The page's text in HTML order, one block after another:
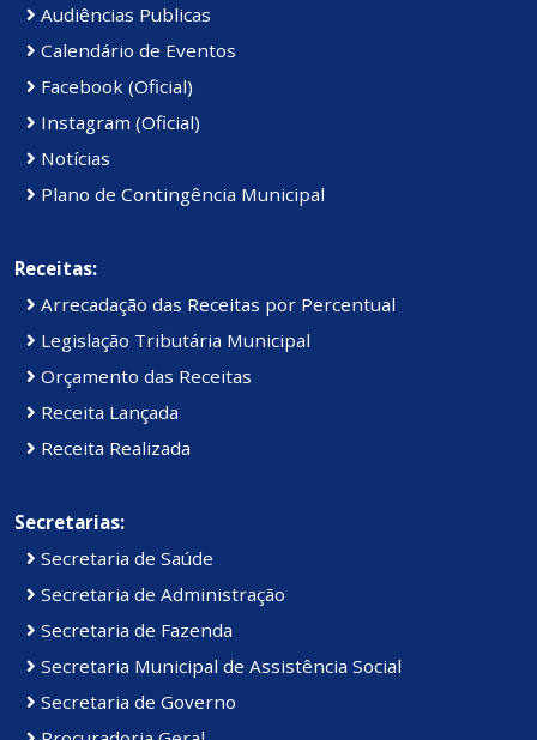
Audiências Publicas
Calendário de Eventos
Facebook (Oficial)
Instagram (Oficial)
Notícias
Plano de Contingência Municipal
Receitas:
Arrecadação das Receitas por Percentual
Legislação Tributária Municipal
Orçamento das Receitas
Receita Lançada
Receita Realizada
Secretarias:
Secretaria de Saúde
Secretaria de Administração
Secretaria de Fazenda
Secretaria Municipal de Assistência Social
Secretaria de Governo